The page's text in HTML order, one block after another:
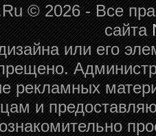
© 2026 - Все
сайта
или его
рекламных
и